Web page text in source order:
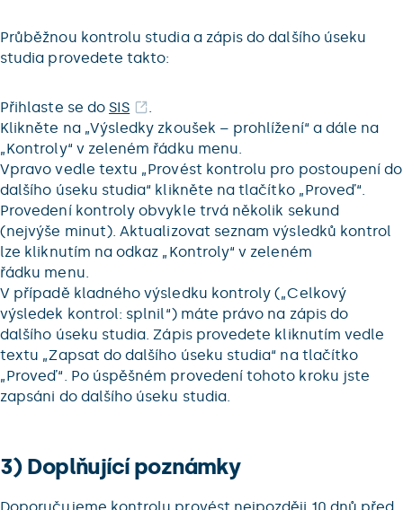
Průběžnou kontrolu studia a zápis do dalšího úseku
studia provedete takto:
Přihlaste se doSIS
.
Klikněte na „Výsledky zkoušek – prohlížení“ a dále na
„Kontroly“ v zeleném řádku menu.
Vpravo vedle textu „Provést kontrolu pro postoupení do
dalšího úseku studia“ klikněte na tlačítko „Proveď“.
Provedení kontroly obvykle trvá několik sekund
(nejvýše minut). Aktualizovat seznam výsledků kontrol
lze kliknutím na odkaz „Kontroly“ v zeleném
řádku menu.
V případě kladného výsledku kontroly („Celkový
výsledek kontrol: splnil“) máte právo na zápis do
dalšího úseku studia. Zápis provedete kliknutím vedle
textu „Zapsat do dalšího úseku studia“ na tlačítko
„Proveď“. Po úspěšném provedení tohoto kroku jste
zapsáni do dalšího úseku studia.
3) Doplňující poznámky